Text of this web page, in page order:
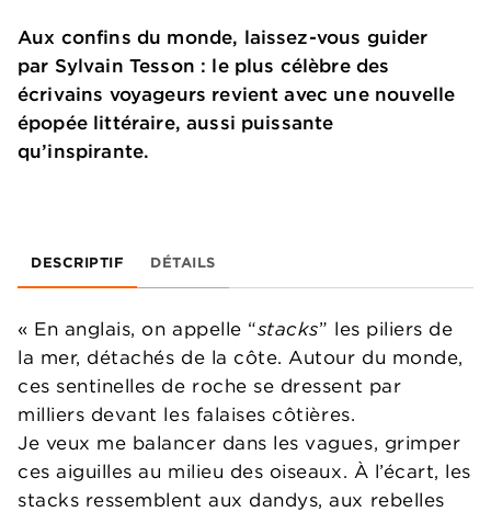
Aux confins du monde, laissez-vous guider
par Sylvain Tesson : le plus célèbre des
écrivains voyageurs revient avec une nouvelle
épopée littéraire, aussi puissante
qu’inspirante.
DESCRIPTIF DÉTAILS
« En anglais, on appelle “stacks” les piliers de
la mer, détachés de la côte. Autour du monde,
ces sentinelles de roche se dressent par
milliers devant les falaises côtières.
Je veux me balancer dans les vagues, grimper
ces aiguilles au milieu des oiseaux. À l’écart, les
stacks ressemblent aux dandys, aux rebelles